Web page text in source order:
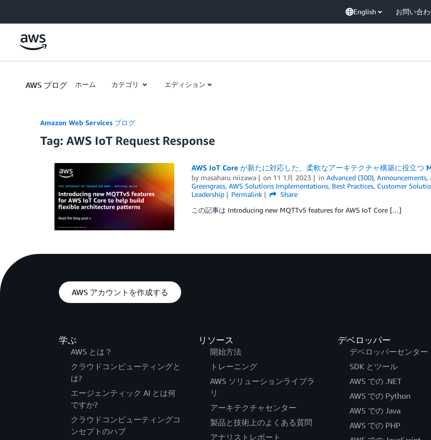
English お問い合
AWS ブログ ホーム カテゴリ エディション
Amazon Web Services ブログ
Tag: AWS IoT Request Response
AWS IoT Core が新たに対応した、柔軟なアーキテクチャ構築に役立つ
by masaharu niizawa on 11 1月 2023 inAdvanced (300),Announcements,
Greengrass, AWS Solutions Implementations, Best Practices, Customer
Leadership
Permalink
Share
この記事は Introducing new MQTTv5 features for AWS IoT Core […]
AWS アカウントを作成する
学ぶ
AWS とは？
クラウドコンピューティングと
は?
エージェンティック AI とは何
ですか?
クラウドコンピューティングコ
ンセプトのハブ
リソース
開始方法
トレーニング
AWS ソリューションライブラ
リ
アーキテクチャセンター
製品と技術上のよくある質問
アナリストレポート
デベロッパー
デベロッパーセンター
SDK とツール
AWS での .NET
AWS での Python
AWS での Java
AWS での PHP